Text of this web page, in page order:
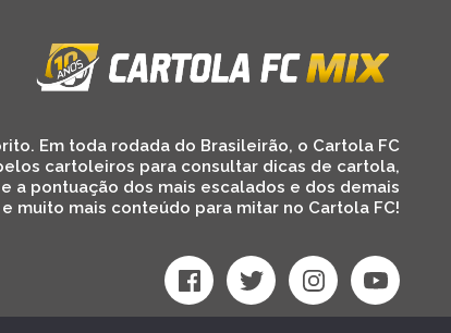
Em toda rodada do Brasileirão, o Cartola FC
cartoleiros para consultar dicas de cartola,
a pontuação dos mais escalados e dos demais
muito mais conteúdo para mitar no Cartola FC!